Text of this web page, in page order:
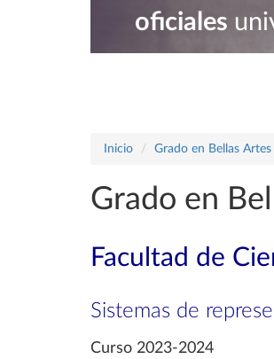
oficiales
Inicio Grado en Bellas Artes
Grado en
Facultad de
Sistemas de
Curso 2023-2024